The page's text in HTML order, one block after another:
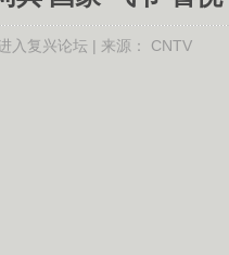
入复兴论坛 | 来源： CNTV